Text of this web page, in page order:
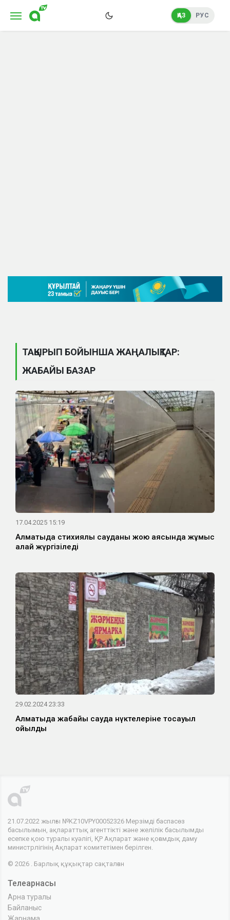
ҚАЗ РУС
ТАҚЫРЫП БОЙЫНША ЖАҢАЛЫҚТАР:
ЖАБАЙЫ БАЗАР
17.04.2025 15:19
Алматыда стихиялық сауданы жою аясында жұмыс
қалай жүргізіледі
29.02.2024 23:33
Алматыда жабайы сауда нүктелеріне тосқауыл
қойылды
21.07.2022 жылғы №KZ10VPY00052326 Мерзімді баспасөз
басылымын, ақпараттық агенттікті және желілік басылымды
есепке қою туралы куәлігі, ҚР Ақпарат және қоғамдық даму
министрлігінің Ақпарат комитетімен берілген.
© 2026 . Барлық құқықтар сақталған
Телеарнасы
Арна туралы
Байланыс